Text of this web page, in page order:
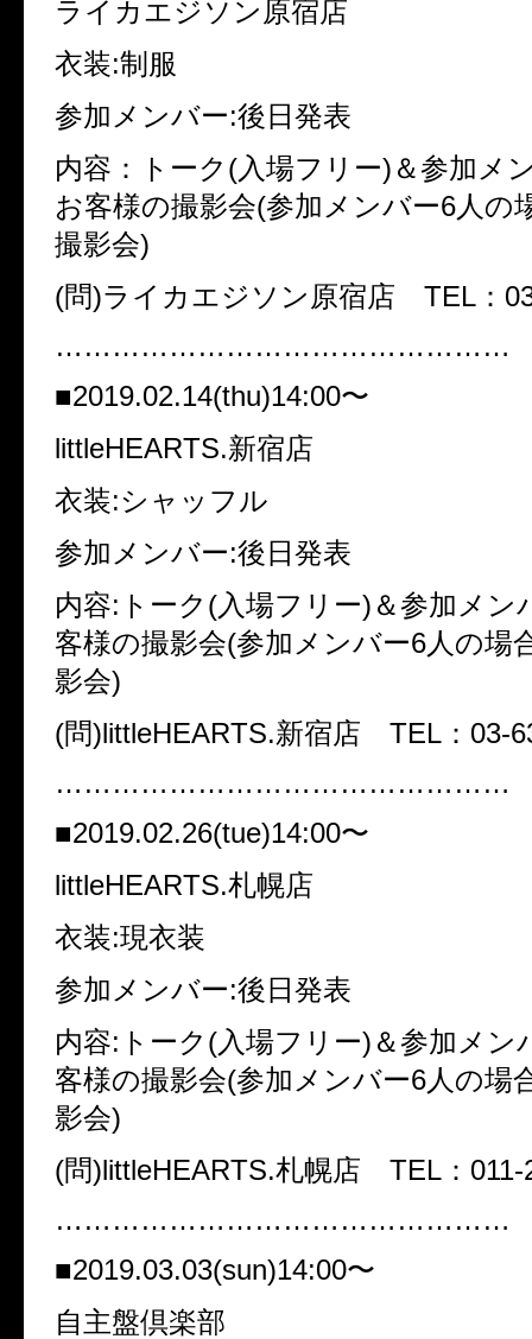
ライカエジソン原宿店
衣装:制服
参加メンバー:後日発表
内容：トーク(入場フリー)＆参加メ
お客様の撮影会(参加メンバー6人の
撮影会)
(問)ライカエジソン原宿店 TEL：
…………………………………………
■2019.02.14(thu)14:00〜
littleHEARTS.新宿店
衣装:シャッフル
参加メンバー:後日発表
内容:トーク(入場フリー)＆参加メン
客様の撮影会(参加メンバー6人の場
影会)
(問)littleHEARTS.新宿店 TEL：03-
…………………………………………
■2019.02.26(tue)14:00〜
littleHEARTS.札幌店
衣装:現衣装
参加メンバー:後日発表
内容:トーク(入場フリー)＆参加メン
客様の撮影会(参加メンバー6人の場
影会)
(問)littleHEARTS.札幌店 TEL：011-
…………………………………………
■2019.03.03(sun)14:00〜
自主盤倶楽部